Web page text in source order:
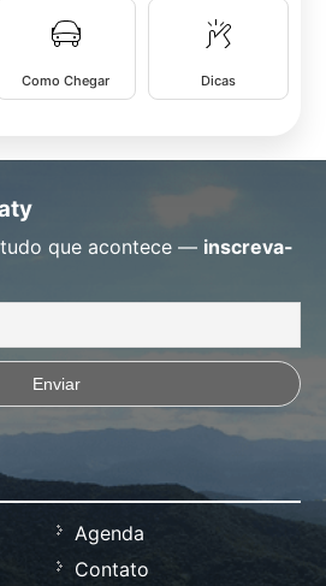
Como Chegar Dicas
que acontece — inscreva-
Agenda
Contato